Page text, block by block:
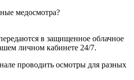
медосмотра?
в защищенное облачное
личном кабинете 24/7.
проводить осмотры для разных